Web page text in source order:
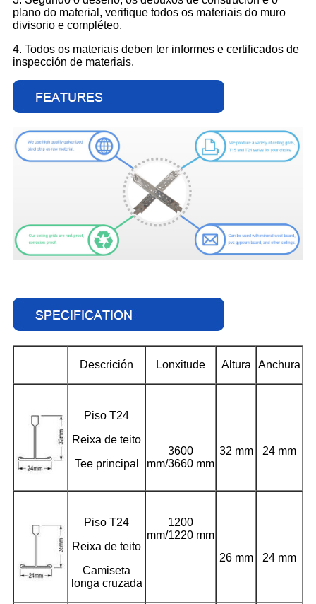
plano do material, verifique todos os materiais do muro
divisorio e compléteo.
4. Todos os materiais deben ter informes e certificados de
inspección de materiais.
Descrición Lonxitude Altura Anchura
Piso T24
Reixa de teito
Tee principal
3600
mm/3660 mm
32 mm 24 mm
Piso T24
Reixa de teito
Camiseta
longa cruzada
1200
mm/1220 mm
26 mm
24 mm